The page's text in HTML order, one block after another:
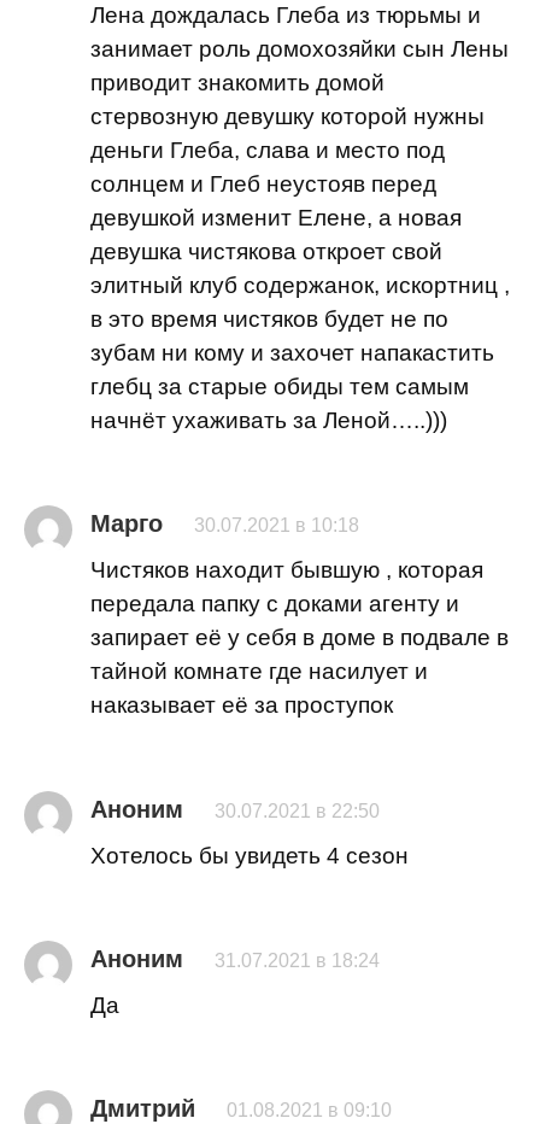
Лена дождалась Глеба из тюрьмы и
занимает роль домохозяйки сын Лены
приводит знакомить домой
стервозную девушку которой нужны
деньги Глеба, слава и место под
солнцем и Глеб неустояв перед
девушкой изменит Елене, а новая
девушка чистякова откроет свой
элитный клуб содержанок, искортниц ,
в это время чистяков будет не по
зубам ни кому и захочет напакастить
глебц за старые обиды тем самым
начнёт ухаживать за Леной…..)))
Марго 30.07.2021 в 10:18
Чистяков находит бывшую , которая
передала папку с доками агенту и
запирает её у себя в доме в подвале в
тайной комнате где насилует и
наказывает её за проступок
Аноним 30.07.2021 в 22:50
Хотелось бы увидеть 4 сезон
Аноним 31.07.2021 в 18:24
Да
Дмитрий 01.08.2021 в 09:10